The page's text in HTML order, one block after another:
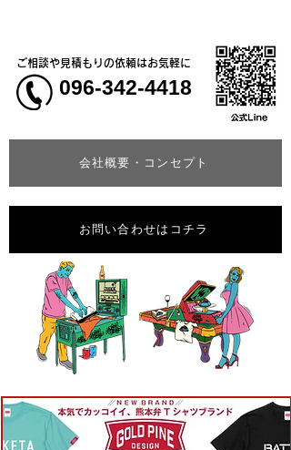
会社概要・コンセプト
ご相談や見積もりの依頼はお気軽に
096-342-4418
お問い合わせはコチラ